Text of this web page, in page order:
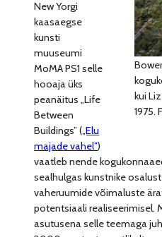
kui
1975.
New Yorgi
kaasaegse
kunsti
muuseumi
MoMA PS1 selle
hooaja üks
peanäitus „Life
Between
Buildings” („Elu
majade vahel”)
vaatleb nende
sealhulgas kunstnike osalust
vaheruumide võimaluste
potentsiaali realiseerimisel.
asutusena selle teemaga